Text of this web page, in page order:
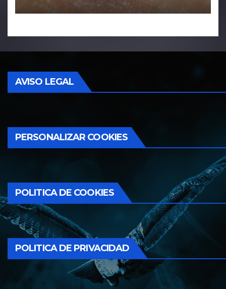
AVISO LEGAL
PERSONALIZAR COOKIES
POLITICA DE COOKIES
POLITICA DE PRIVACIDAD